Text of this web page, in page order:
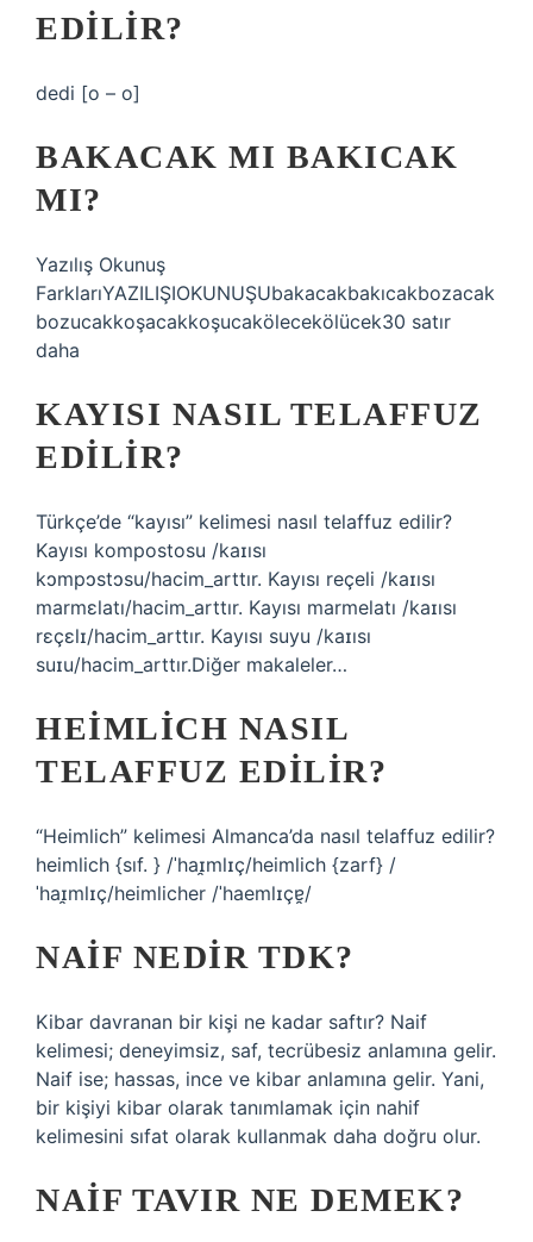
EDILIR?
dedi [o – o]
BAKACAK MI BAKICAK
MI?
Yazılış Okunuş
FarklarıYAZILIŞIOKUNUŞUbakacakbakıcakbozacak
bozucakkoşacakkoşucakölecekölücek30 satır
daha
KAYISI NASIL TELAFFUZ
EDILIR?
Türkçe’de “kayısı” kelimesi nasıl telaffuz edilir?
Kayısı kompostosu /kaɪısı
kɔmpɔstɔsu/hacim_arttır. Kayısı reçeli /kaɪısı
marmɛlatı/hacim_arttır. Kayısı marmelatı /kaɪısı
rɛçɛlɪ/hacim_arttır. Kayısı suyu /kaɪısı
suɪu/hacim_arttır.Diğer makaleler…
HEIMLICH NASIL
TELAFFUZ EDILIR?
“Heimlich” kelimesi Almanca’da nasıl telaffuz edilir?
heimlich {sıf. } /ˈhaɪ̯mlɪç/heimlich {zarf} /
ˈhaɪ̯mlɪç/heimlicher /ˈhaemlɪçɐ̯/
NAIF NEDIR TDK?
Kibar davranan bir kişi ne kadar saftır? Naif
kelimesi; deneyimsiz, saf, tecrübesiz anlamına gelir.
Naif ise; hassas, ince ve kibar anlamına gelir. Yani,
bir kişiyi kibar olarak tanımlamak için nahif
kelimesini sıfat olarak kullanmak daha doğru olur.
NAIF TAVIR NE DEMEK?